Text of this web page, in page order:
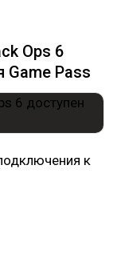
Ops 6
Game Pass
к